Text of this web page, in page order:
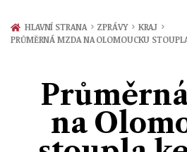
Zprávy
Prostějov
Přerov
Politika
Ekonomika
Kultura
Hudba
Společnost
Ženy
Sport
HLAVNÍ STRANA › ZPRÁVY › KRAJ ›
PRŮMĚRNÁ MZDA NA OLOMOUCKU
na